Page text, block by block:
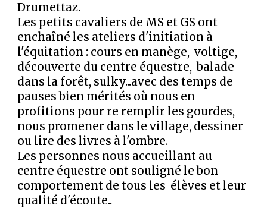
Drumettaz.
Les petits cavaliers de MS et GS ont
enchaîné les ateliers d'initiation à
l'équitation : cours en manège, voltige,
découverte du centre équestre, balade
dans la forêt, sulky...avec des temps de
pauses bien mérités où nous en
profitions pour re remplir les gourdes,
nous promener dans le village, dessiner
ou lire des livres à l'ombre.
Les personnes nous accueillant au
centre équestre ont souligné le bon
comportement de tous les élèves et leur
qualité d'écoute..